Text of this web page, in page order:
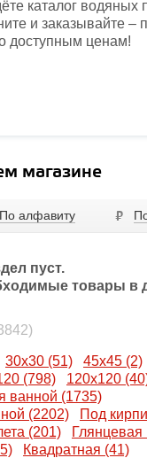
каталог
и заказывайте
доступным ценам!
магазине
По алфавиту
пуст.
товары в
30x30 (51)
45x45 (2)
(798)
120x120
ванной (1735)
(2202)
Под
(201)
Глянцевая
Квадратная (41)